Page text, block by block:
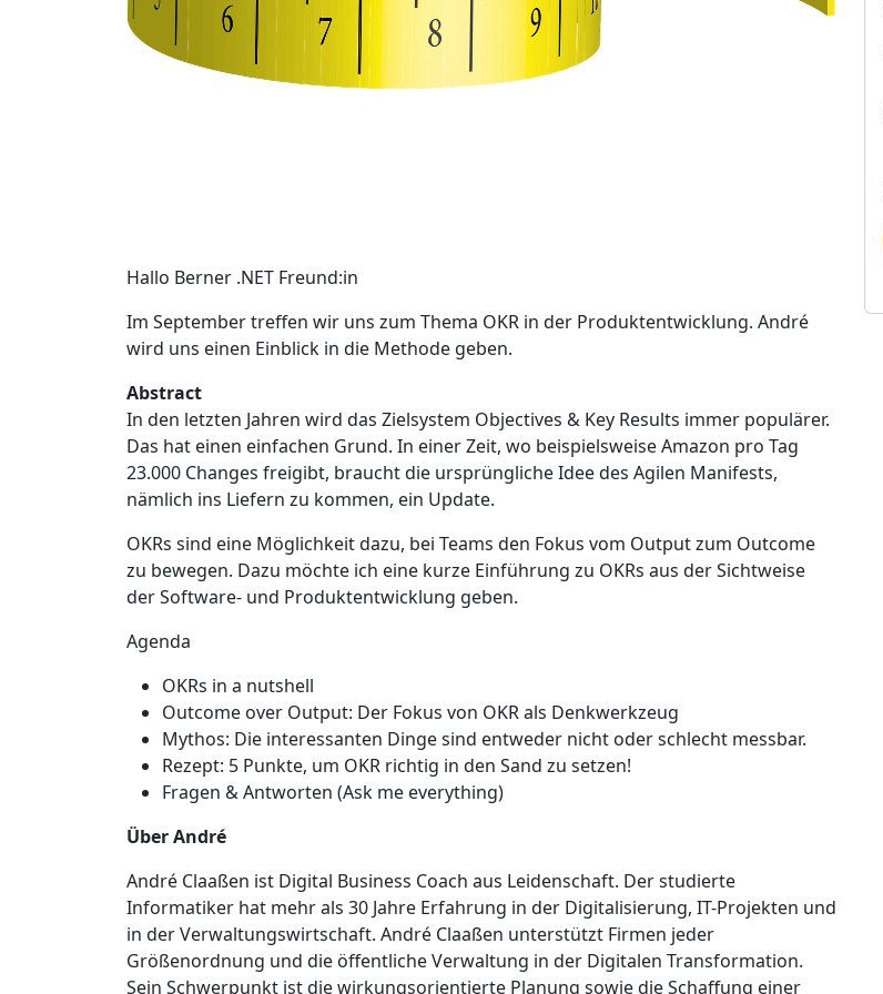
Hallo Berner .NET Freund:in
Im September treffen wir uns zum Thema OKR in der Produktentwicklung. André
wird uns einen Einblick in die Methode geben.
Abstract
In den letzten Jahren wird das Zielsystem Objectives & Key Results immer populärer.
Das hat einen einfachen Grund. In einer Zeit, wo beispielsweise Amazon pro Tag
23.000 Changes freigibt, braucht die ursprüngliche Idee des Agilen Manifests,
nämlich ins Liefern zu kommen, ein Update.
OKRs sind eine Möglichkeit dazu, bei Teams den Fokus vom Output zum Outcome
zu bewegen. Dazu möchte ich eine kurze Einführung zu OKRs aus der Sichtweise
der Software- und Produktentwicklung geben.
Agenda
OKRs in a nutshell
Outcome over Output: Der Fokus von OKR als Denkwerkzeug
Mythos: Die interessanten Dinge sind entweder nicht oder schlecht messbar.
Rezept: 5 Punkte, um OKR richtig in den Sand zu setzen!
Fragen & Antworten (Ask me everything)
Über André
André Claaßen ist Digital Business Coach aus Leidenschaft. Der studierte
Informatiker hat mehr als 30 Jahre Erfahrung in der Digitalisierung, IT-Projekten und
in der Verwaltungswirtschaft. André Claaßen unterstützt Firmen jeder
Größenordnung und die öffentliche Verwaltung in der Digitalen Transformation.
Sein Schwerpunkt ist die wirkungsorientierte Planung sowie die Schaffung einer